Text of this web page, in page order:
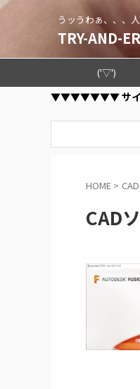
うッうわぁ、、、
TRY-AND-
('▽')
▼▼▼▼▼▼▼ サイ
HOME >
CAD